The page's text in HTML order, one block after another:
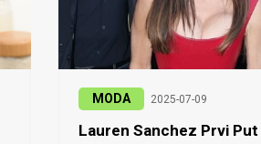
MODA 2025-07-09
Lauren Sanchez Prvi Put